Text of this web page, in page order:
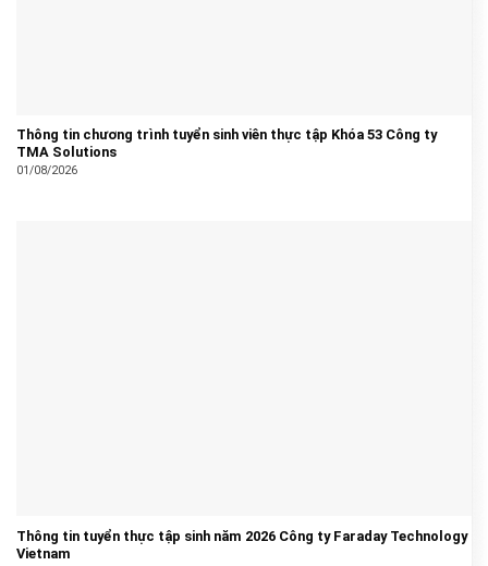
Thông tin chương trình tuyển sinh viên thực tập Khóa 53 Công ty
TMA Solutions
01/08/2026
Thông tin tuyển thực tập sinh năm 2026 Công ty Faraday Technology
Vietnam